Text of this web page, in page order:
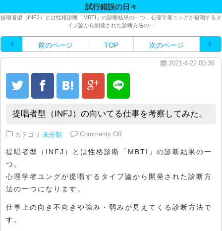
試行錯誤の日々
提唱者型（INFJ）とは性格診断「MBTI」の診断結果の一つ。心理学者ユングが提唱するタ
イプ論から開発された診断方法の一
前のページ TOP 次のページ
2021-4-22 00:36
提唱者型（INFJ）の向いてる仕事を考察してみた。
カテゴリ 未分類 Comments Offon 提唱者型（INFJ）の向いてる
提唱者型（INFJ）とは性格診断「MBTI」の診断結果の一
つ。
心理学者ユングが提唱するタイプ論から開発された診断方
法の一つになります。
仕事上の向き不向きや強み・弱みが見えてくる診断方法で
す。